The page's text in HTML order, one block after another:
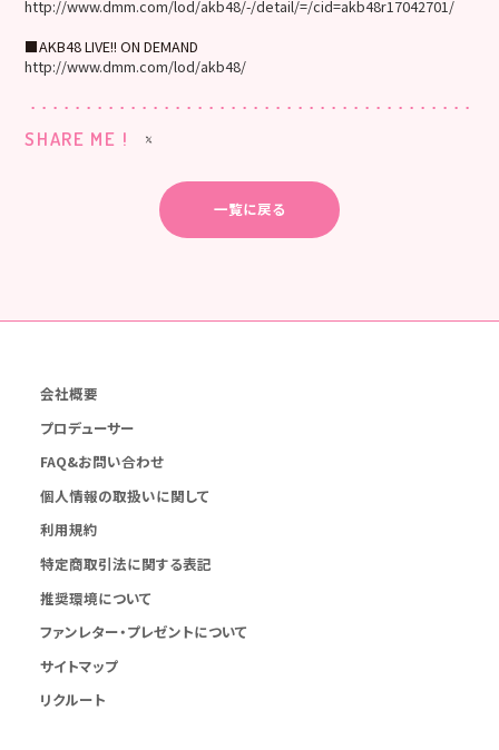
http://www.dmm.com/lod/akb48/-/detail/=/cid=akb48r17042701/
■AKB48 LIVE!! ON DEMAND
http://www.dmm.com/lod/akb48/
SHARE ME !
一覧に戻る
会社概要
プロデューサー
FAQ&お問い合わせ
個人情報の取扱いに関して
利用規約
特定商取引法に関する表記
推奨環境について
ファンレター・プレゼントについて
サイトマップ
リクルート